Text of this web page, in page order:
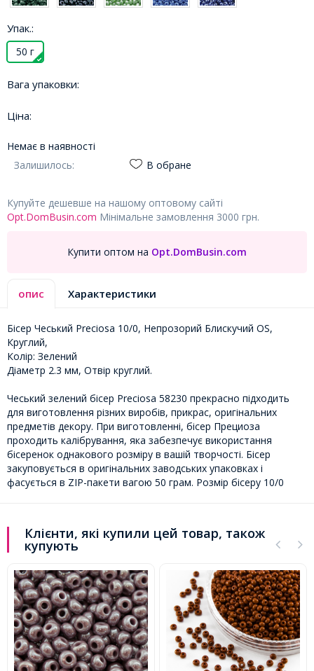
Упак.:
50 г
Вага упаковки:
Ціна:
Немає в наявності
Залишилось:
В обране
Купуйте дешевше на нашому оптовому сайті
Opt.DomBusin.com Мінімальне замовлення 3000 грн.
Купити оптом на Opt.DomBusin.com
опис Характеристики
Бісер Чеський Preciosa 10/0, Непрозорий Блискучий OS,
Круглий,
Колір: Зелений
Діаметр 2.3 мм, Отвір круглий.
Чеський зелений бісер Preciosa 58230 прекрасно підходить
для виготовлення різних виробів, прикрас, оригінальних
предметів декору. При виготовленні, бісер Прециоза
проходить калібрування, яка забезпечує використання
бісеренок однакового розміру в вашій творчості. Бісер
закуповується в оригінальних заводських упаковках і
фасується в ZIP-пакети вагою 50 грам. Розмір бісеру 10/0
Клієнти, які купили цей товар, також
купують